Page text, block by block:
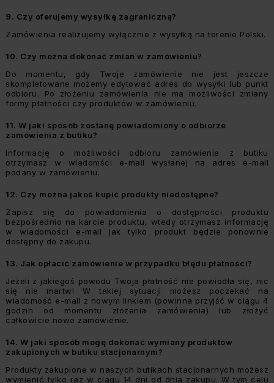
9. Czy oferujemy wysyłkę zagraniczną?
Zamówienia realizujemy wyłącznie z wysyłką na terenie Polski.
10. Czy można dokonać zmian w zamówieniu?
Do momentu, gdy Twoje zamówienie nie jest jeszcze
skompletowane możemy edytować adres do wysyłki lub punkt
odbioru. Po złożeniu zamówienia nie ma możliwości zmiany
formy płatności czy produktów w zamówieniu.
11. W jaki sposób zostanę powiadomiony o odbiorze
zamówienia z butiku?
Informację o możliwości odbioru zamówienia z butiku
otrzymasz w wiadomści e-mail wysłanej na adres e-mail
podany w zamówieniu.
12. Czy można jakoś kupić produkty niedostępne?
Zapisz się do powiadomienia o dostępności produktu
bezpośrednio na karcie produktu, wtedy otrzymasz informację
w wiadomości e-mail jak tylko produkt będzie ponownie
dostępny do zakupu.
13. Jak opłacić zamówienie w przypadku błędu płatności?
Jeżeli z jakiegoś powodu Twoja płatność nie powiodła się, nic
się nie martw! W takiej sytuacji możesz poczekać na
wiadomość e-mail z nowym linkiem (powinna przyjść w ciągu 4
godzin od momentu złożenia zamówienia) lub złożyć
całkowicie nowe zamówienie.
14. W jaki sposób mogę dokonać wymiany produktów
zakupionych w butiku stacjonarnym?
Produkty zakupione w naszych butikach stacjonarnych możesz
wymienić tylko raz w ciągu 14 dni od dnia zakupu. W tym celu